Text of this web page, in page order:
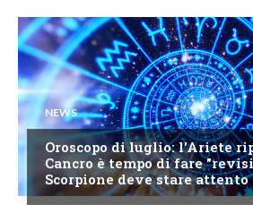
NEWS
Oroscopo di luglio: l'Ariete
Cancro è tempo di fare
Scorpione deve stare attento